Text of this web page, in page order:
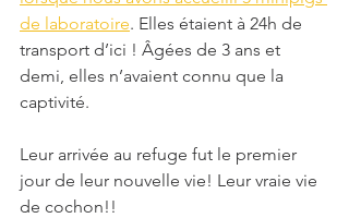
de laboratoire. Elles étaient à 24h de
transport d’ici ! Âgées de 3 ans et
demi, elles n’avaient connu que la
captivité.
Leur arrivée au refuge fut le premier
jour de leur nouvelle vie! Leur vraie vie
de cochon!!